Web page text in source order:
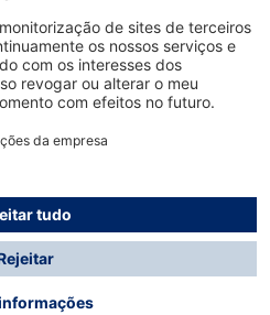
mais
se não for indicado o